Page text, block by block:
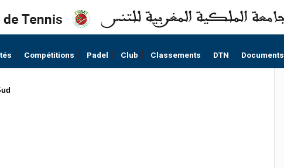
Compétitions Padel Club Classements DTN Documents